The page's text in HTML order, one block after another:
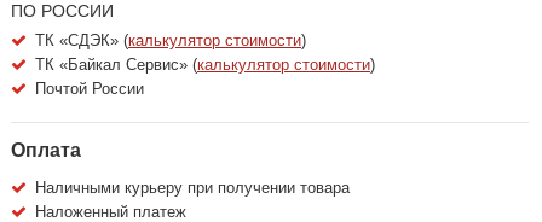
ПО РОССИИ
ТК «СДЭК» (калькулятор стоимости)
ТК «Байкал Сервис» (калькулятор стоимости)
Почтой России
Оплата
Наличными курьеру при получении товара
Наложенный платеж